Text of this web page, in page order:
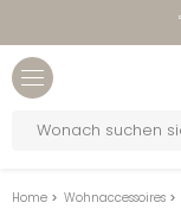
search
Home > Wohnaccessoires >